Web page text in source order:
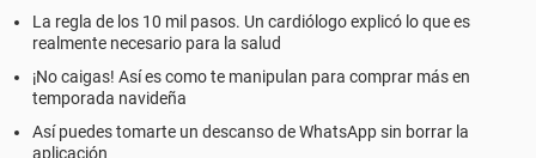
La regla de los 10 mil pasos. Un cardiólogo explicó lo que es
realmente necesario para la salud
¡No caigas! Así es como te manipulan para comprar más en
temporada navideña
Así puedes tomarte un descanso de WhatsApp sin borrar la
aplicación